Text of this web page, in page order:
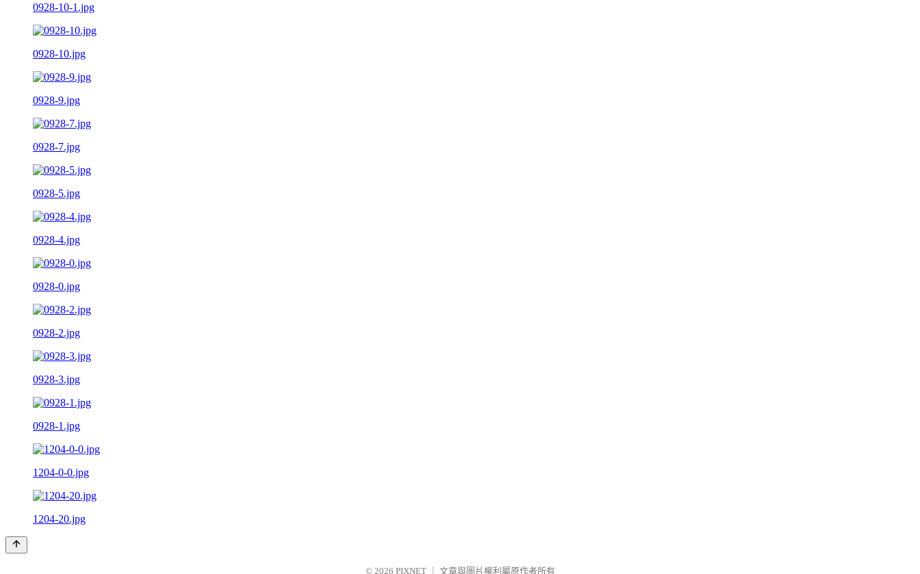
0928-10-1.jpg
0928-10.jpg
0928-9.jpg
0928-7.jpg
0928-5.jpg
0928-4.jpg
0928-0.jpg
0928-2.jpg
0928-3.jpg
0928-1.jpg
1204-0-0.jpg
1204-20.jpg
© 2026 PIXNET 文章與圖片權利屬原作者所有